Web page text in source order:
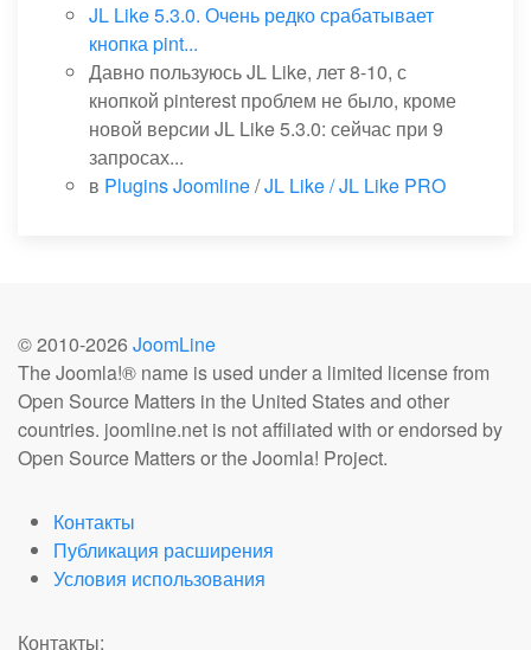
JL Like 5.3.0. Очень редко срабатывает
кнопка pint...
Давно пользуюсь JL Like, лет 8-10, с
кнопкой pinterest проблем не было, кроме
новой версии JL Like 5.3.0: сейчас при 9
запросах...
в Plugins Joomline/JL Like / JL Like PRO
© 2010-2026 JoomLine
The Joomla!® name is used under a limited license from
Open Source Matters in the United States and other
countries. joomline.net is not affiliated with or endorsed by
Open Source Matters or the Joomla! Project.
Контакты
Публикация расширения
Условия использования
Контакты: